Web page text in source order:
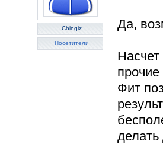
Chingiz
Посетители
Да,
Фит
делать